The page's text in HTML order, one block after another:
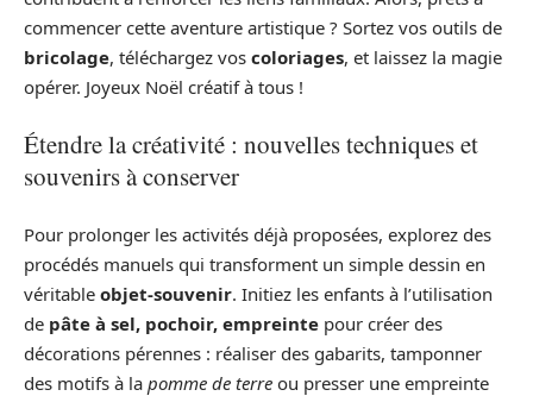
commencer cette aventure artistique ? Sortez vos outils de
bricolage, téléchargez vos coloriages, et laissez la magie
opérer. Joyeux Noël créatif à tous !
Étendre la créativité : nouvelles techniques et
souvenirs à conserver
Pour prolonger les activités déjà proposées, explorez des
procédés manuels qui transforment un simple dessin en
véritable objet-souvenir. Initiez les enfants à l’utilisation
de pâte à sel, pochoir, empreinte pour créer des
décorations pérennes : réaliser des gabarits, tamponner
des motifs à la pomme de terre ou presser une empreinte